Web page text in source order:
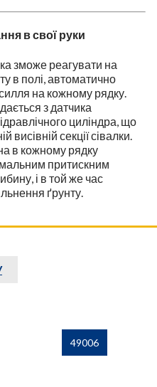
в свої руки
зможе реагувати на
в полі, автоматично
на кожному рядку.
з датчика
циліндра, що
секції сівалки.
в кожному рядку
притискним
і в той же час
ґрунту.